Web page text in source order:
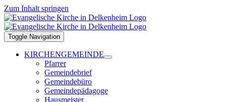
Zum Inhalt springen
Toggle Navigation
KIRCHENGEMEINDE
Pfarrer
Gemeindebrief
Gemeindebüro
Gemeindepädagoge
Hausmeister